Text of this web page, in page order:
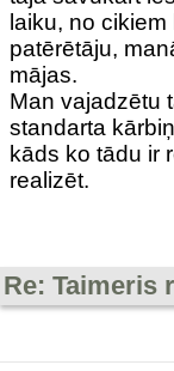
laiku, no
patērētāju,
mājas.
Man vajadzētu
standarta
kāds ko tādu ir
realizēt.
Re: Taimeris